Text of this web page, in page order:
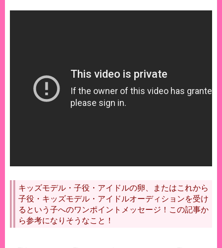
キッズモデル・子役・アイドルの卵、またはこれから
子役・キッズモデル・アイドルオーディションを受け
るという子へのワンポイントメッセージ！この記事か
ら参考になりそうなこと！